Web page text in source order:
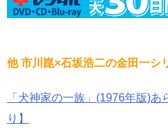
他 市川崑×石坂浩二の金田一シ
「犬神家の一族」(1976年版)
り】